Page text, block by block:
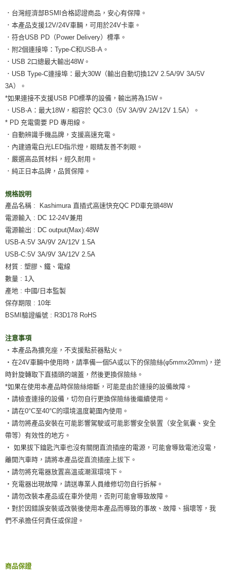
．台灣經濟部BSMI合格認證商品，安心有保障。
．本產品支援12V/24V車輛，可用於24V卡車。
．符合USB PD（Power Delivery）標準。
．附2個連接埠：Type-C和USB-A。
．USB 2口總最大輸出48W。
．USB Type-C連接埠：最大30W（輸出自動切換12V 2.5A/9V 3A/5V
3A）。
*如果連接不支援USB PD標準的設備，輸出將為15W。
．USB-A：最大18W，相容於 QC3.0（5V 3A/9V 2A/12V 1.5A）。
* PD 充電需要 PD 專用線。
．自動辨識手機品牌，支援高速充電。
．內建通電白光LED指示燈，眼睛友善不刺眼。
．嚴選高品質材料，經久耐用。
．純正日本品牌，品質保障。
規格說明
產品名稱 : Kashimura 直插式高速快充QC PD車充頭48W
電源輸入 : DC 12-24V兼用
電源輸出 : DC output(Max):48W
USB-A:5V 3A/9V 2A/12V 1.5A
USB-C:5V 3A/9V 3A/12V 2.5A
材質 : 塑膠、鐵、電線
數量 : 1入
產地 : 中國/日本監製
保存期限 : 10年
BSMI驗證編號 : R3D178 RoHS
注意事項
‧本產品為擴充座，不支援點菸器點火。
‧在24V車輛中使用時，請準備一個5A或以下的保險絲(φ5mmx20mm)，逆
時針旋轉取下直插頭的端蓋，然後更換保險絲。
*如果在使用本產品時保險絲熔斷，可能是由於連接的設備故障。
‧請檢查連接的設備，切勿自行更換保險絲後繼續使用。
‧請在0°C至40°C的環境溫度範圍內使用。
‧請勿將產品安裝在可能影響駕駛或可能影響安全裝置（安全氣囊、安全
帶等）有效性的地方。
‧ 如果拔下鑰匙汽車也沒有關閉直流插座的電源，可能會導致電池沒電，
離開汽車時，請將本產品從直流插座上拔下。
‧請勿將充電器放置高溫或潮濕環境下。
‧充電器出現故障，請送專業人員維修切勿自行拆解。
‧請勿改裝本產品或在車外使用，否則可能會導致故障。
‧對於因錯誤安裝或改裝後使用本產品而導致的事故、故障、損壞等，我
們不承擔任何責任或保證。
商品保證